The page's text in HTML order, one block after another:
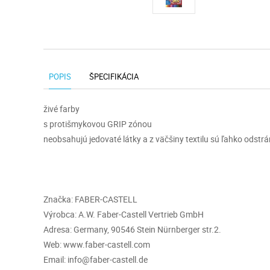
POPIS ŠPECIFIKÁCIA
živé farby
s protišmykovou GRIP zónou
neobsahujú jedovaté látky a z väčšiny textilu sú ľahko
Značka: FABER-CASTELL
Výrobca: A.W. Faber-Castell Vertrieb GmbH
Adresa: Germany, 90546 Stein Nürnberger str.2.
Web: www.faber-castell.com
Email: info@faber-castell.de